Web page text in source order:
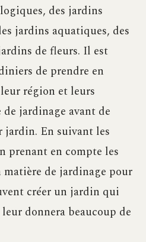
des jardins
jardins aquatiques, des
de fleurs. Il est
de prendre en
région et leurs
jardinage avant de
jardin. En suivant les
prenant en compte les
matière de jardinage pour
créer un jardin qui
donnera beaucoup de